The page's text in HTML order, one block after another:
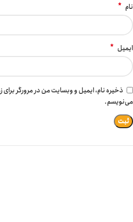
نام *
ایمیل *
ذخیره نام، ایمیل و وبسایت من در مرورگر برای
می‌نویسم.